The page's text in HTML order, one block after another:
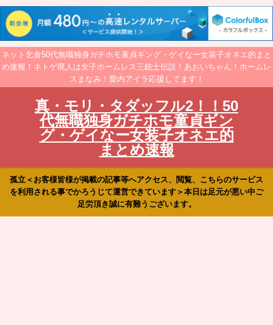
ネット乞食50代無職独身ガチホモ童貞ギング・ゲイなー女装子オネエ的まと
め速報！ネトゲ廃人は女子ホームレス三銃士伝説！あおいちゃん！ホームレ
スまなみ！愛内アイラ応援してます！
真・モリ・タダッフル2！！50
代無職独身ガチホモ童貞ギン
グ・ゲイなー女装子オネエ的
まとめ速報
孤立＜お客様皆様が掲載の記事等へアクセス、閲覧、こちらのサービス
を利用される事でかろうじて運営できています＞本日は足元が悪い中ご
足労頂き誠に有難うございます。